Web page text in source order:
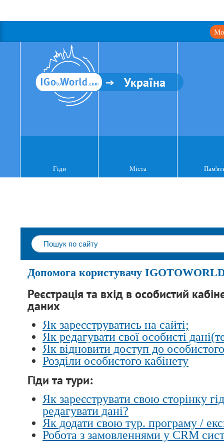
Україна
Гіди Міста
Допомога користувачу
Реєстрація та вхід в особистий
даних
Як зареєструватись на сайті;
Як редагувати свої особисті
Як відновити доступ до
Розділи особистого кабінету
Гіди та тури:
Як зареєструвати свою сторінку
редагувати дані?
Як додати свою тур. програму /
Робота з замовленнями у CRM